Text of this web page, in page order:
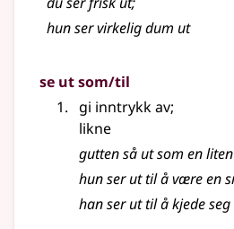
hun ser virkelig dum ut
se ut som/til
gi inntrykk av;
likne
gutten så ut som en
hun ser ut til å være en
han ser ut til å kjede seg